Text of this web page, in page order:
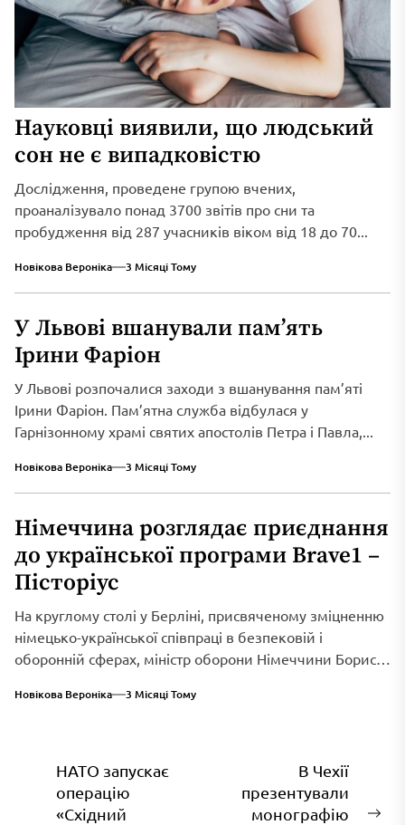
Науковці виявили, що людський
сон не є випадковістю
Дослідження, проведене групою вчених,
проаналізувало понад 3700 звітів про сни та
пробудження від 287 учасників віком від 18 до 70...
Новікова Вероніка 3 Місяці Тому
У Львові вшанували пам’ять
Ірини Фаріон
У Львові розпочалися заходи з вшанування пам’яті
Ірини Фаріон. Пам’ятна служба відбулася у
Гарнізонному храмі святих апостолів Петра і Павла,...
Новікова Вероніка 3 Місяці Тому
Німеччина розглядає приєднання
до української програми Brave1 –
Пісторіус
На круглому столі у Берліні, присвяченому зміцненню
німецько-української співпраці в безпековій і
оборонній сферах, міністр оборони Німеччини Борис
Новікова Вероніка 3 Місяці Тому
Навігація
записів
НАТО запускає
операцію
«Східний
В Чехії
презентували
монографію